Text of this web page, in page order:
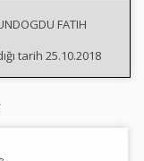
FATIH
tarih 25.10.2018